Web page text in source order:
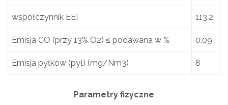
współczynnik EEI 113.2
Emisja CO (przy 13% O2) ≤ podawana w % 0.09
Emisja pyłków (pył) (mg/Nm3) 8
Parametry fizyczne